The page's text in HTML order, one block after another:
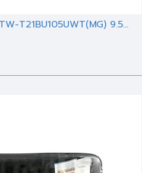
T21BU105UWT(MG) 9.5...